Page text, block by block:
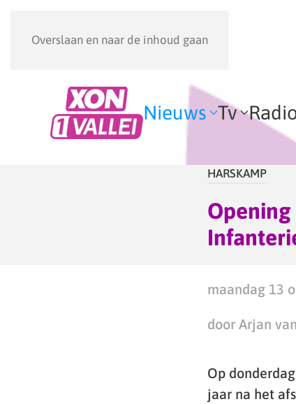
Overslaan en naar de inhoud gaan
Nieuws Tv
HARSKAMP
maandag 13
door Arjan
Op
jaar na het